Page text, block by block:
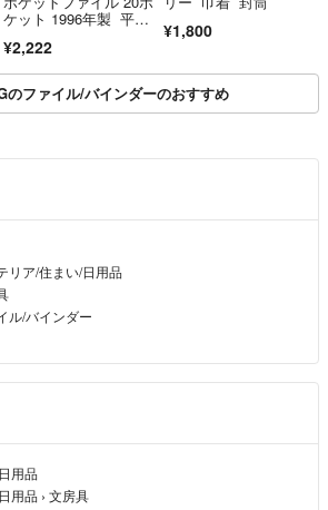
ケット 1996年製 平成
¥2,222
¥1,800
のファイル/バインダーのおすすめ
リア/住まい/日用品
ル/バインダー
用品
用品 › 文房具